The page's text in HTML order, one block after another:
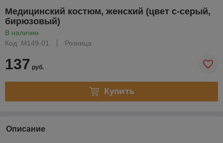
Медицинский костюм, женский (цвет с-серый,
бирюзовый)
В наличии
Код: М149-01
Розница
137 руб.
Купить
Описание